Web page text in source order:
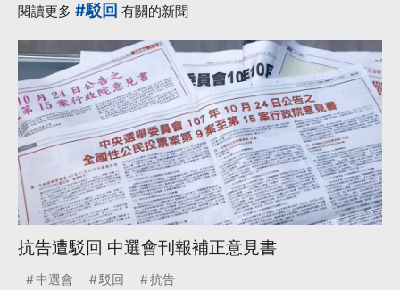
閱讀更多 #駁回 有關的新聞
抗告遭駁回 中選會刊報補正意見書
中選會 駁回 抗告